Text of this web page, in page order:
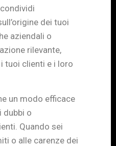
dei tuoi
aziendali o
rilevante,
tuoi clienti e i loro
un modo efficace
dubbi o
Quando sei
o alle carenze dei